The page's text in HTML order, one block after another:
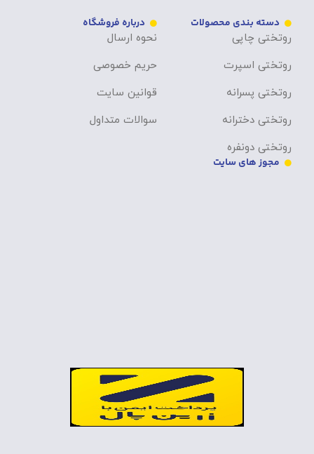
دسته بندی محصولات
روتختی چاپی
روتختی اسپرت
روتختی پسرانه
روتختی دخترانه
روتختی دونفره
درباره فروشگاه
نحوه ارسال
حریم خصوصی
قوانین سایت
سوالات متداول
مجوز های سایت